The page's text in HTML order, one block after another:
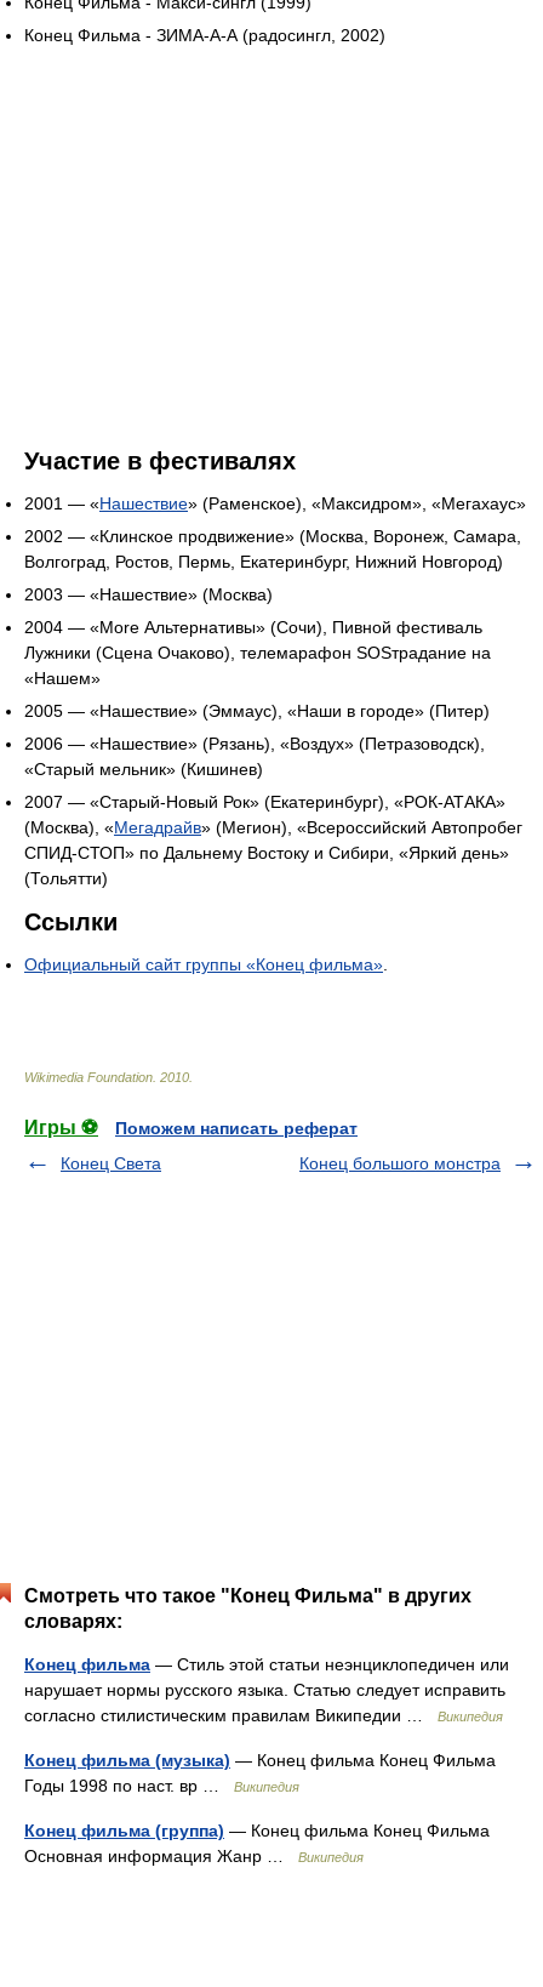
Конец Фильма - ЗИМА-А-А (радосингл, 2002)
Участие в фестивалях
2001 — «Нашествие» (Раменское), «Максидром», «Мегахаус»
2002 — «Клинское продвижение» (Москва, Воронеж, Самара,
Волгоград, Ростов, Пермь, Екатеринбург, Нижний Новгород)
2003 — «Нашествие» (Москва)
2004 — «More Альтернативы» (Сочи), Пивной фестиваль
Лужники (Сцена Очаково), телемарафон SOSтрадание на
«Нашем»
2005 — «Нашествие» (Эммаус), «Наши в городе» (Питер)
2006 — «Нашествие» (Рязань), «Воздух» (Петразоводск),
«Старый мельник» (Кишинев)
2007 — «Старый-Новый Рок» (Екатеринбург), «РОК-АТАКА»
(Москва), «Мегадрайв» (Мегион), «Всероссийский Автопробег
СПИД-СТОП» по Дальнему Востоку и Сибири, «Яркий день»
(Тольятти)
Ссылки
Официальный сайт группы «Конец фильма».
Wikimedia Foundation 2010
Игры ⚽
Поможем написать реферат
Конец Света
Конец большого монстра
Смотреть что такое "Конец Фильма" в других
словарях:
Конец фильма — Стиль этой статьи неэнциклопедичен или
нарушает нормы русского языка. Статью следует исправить
согласно стилистическим правилам Википедии …
Википедия
Конец фильма (музыка) — Конец фильма Конец Фильма
Годы 1998 по наст. вр …
Википедия
Конец фильма (группа) — Конец фильма Конец Фильма
Основная информация Жанр …
Википедия